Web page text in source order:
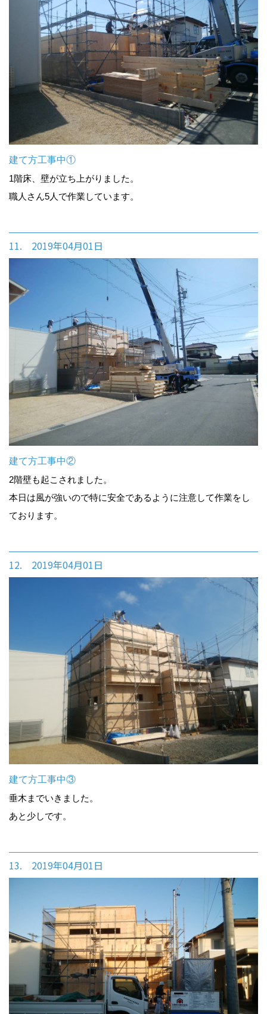
建て方工事中①
1階床、壁が立ち上がりました。
職人さん5人で作業しています。
11. 2019年04月01日
建て方工事中②
2階壁も起こされました。
本日は風が強いので特に安全であるように注意して作業をし
ております。
12. 2019年04月01日
建て方工事中③
垂木までいきました。
あと少しです。
13. 2019年04月01日